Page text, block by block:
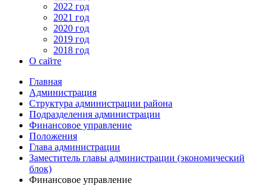
2022 год
2021 год
2020 год
2019 год
2018 год
О сайте
Главная
Администрация
Структура администрации района
Подразделения администрации
Финансовое управление
Положения
Глава администрации
Заместитель главы администрации (экономический
блок)
Финансовое управление